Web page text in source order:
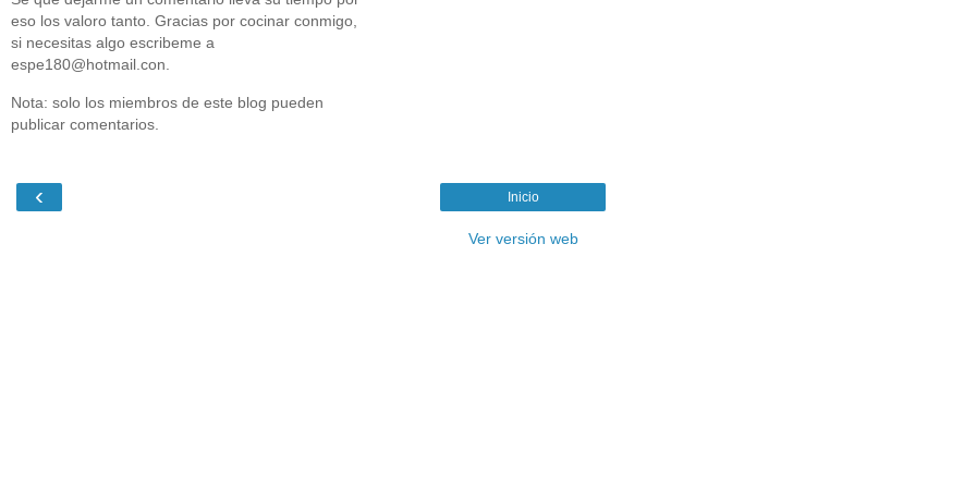
eso los valoro tanto. Gracias por cocinar conmigo,
si necesitas algo escribeme a
espe180@hotmail.con.
Nota: solo los miembros de este blog pueden
publicar comentarios.
‹ Inicio
Ver versión web